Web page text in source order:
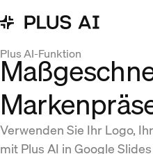
Plus AI-Funktion
Verwenden Sie Ihr Logo,
mit Plus AI in Google